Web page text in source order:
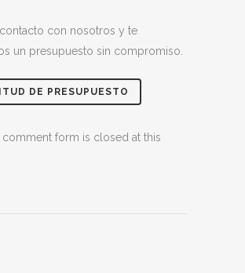
con nosotros y te
un presupuesto sin compromiso.
DE PRESUPUESTO
comment form is closed at this